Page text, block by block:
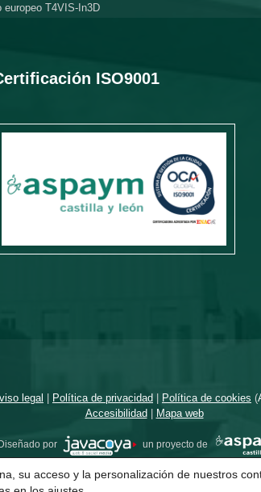
europeo T4VIS-In3D
ISO9001
legal Política de privacidad Política de cookies (
Accesibilidad
Mapa web
Diseñado por un proyecto de
su acceso y la personalización de nuestros